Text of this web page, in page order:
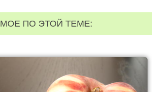
ПО ЭТОЙ ТЕМЕ: